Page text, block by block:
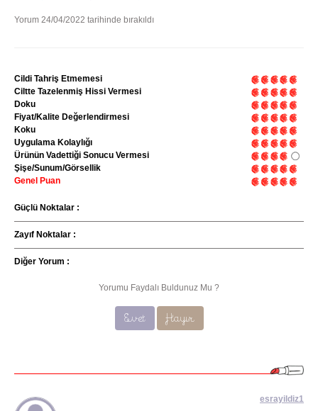
Yorum 24/04/2022 tarihinde bırakıldı
Cildi Tahriş Etmemesi
Ciltte Tazelenmiş Hissi Vermesi
Doku
Fiyat/Kalite Değerlendirmesi
Koku
Uygulama Kolaylığı
Ürünün Vadettiği Sonucu Vermesi
Şişe/Sunum/Görsellik
Genel Puan
Güçlü Noktalar :
Zayıf Noktalar :
Diğer Yorum :
Yorumu Faydalı Buldunuz Mu ?
Evet Hayır
esrayildiz1